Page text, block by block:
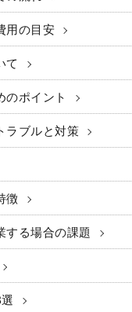
用の目安
て
のポイント
ラブルと対策
徴
する場合の課題